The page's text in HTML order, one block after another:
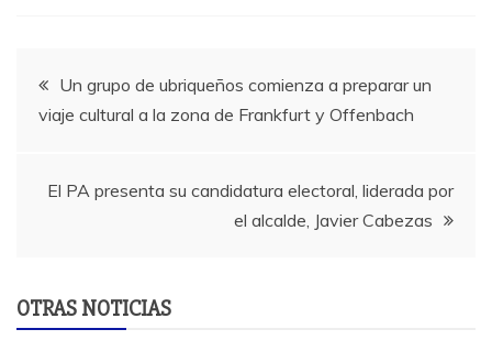
Navegación
de
entradas
Un grupo de ubriqueños comienza a preparar un
viaje cultural a la zona de Frankfurt y Offenbach
El PA presenta su candidatura electoral, liderada por
el alcalde, Javier Cabezas
OTRAS NOTICIAS